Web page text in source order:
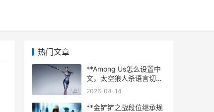
热门文章
**Among Us怎么设置中
文，太空狼人杀语言切换
全攻略**
2026-04-14
**金铲铲之战段位继承规